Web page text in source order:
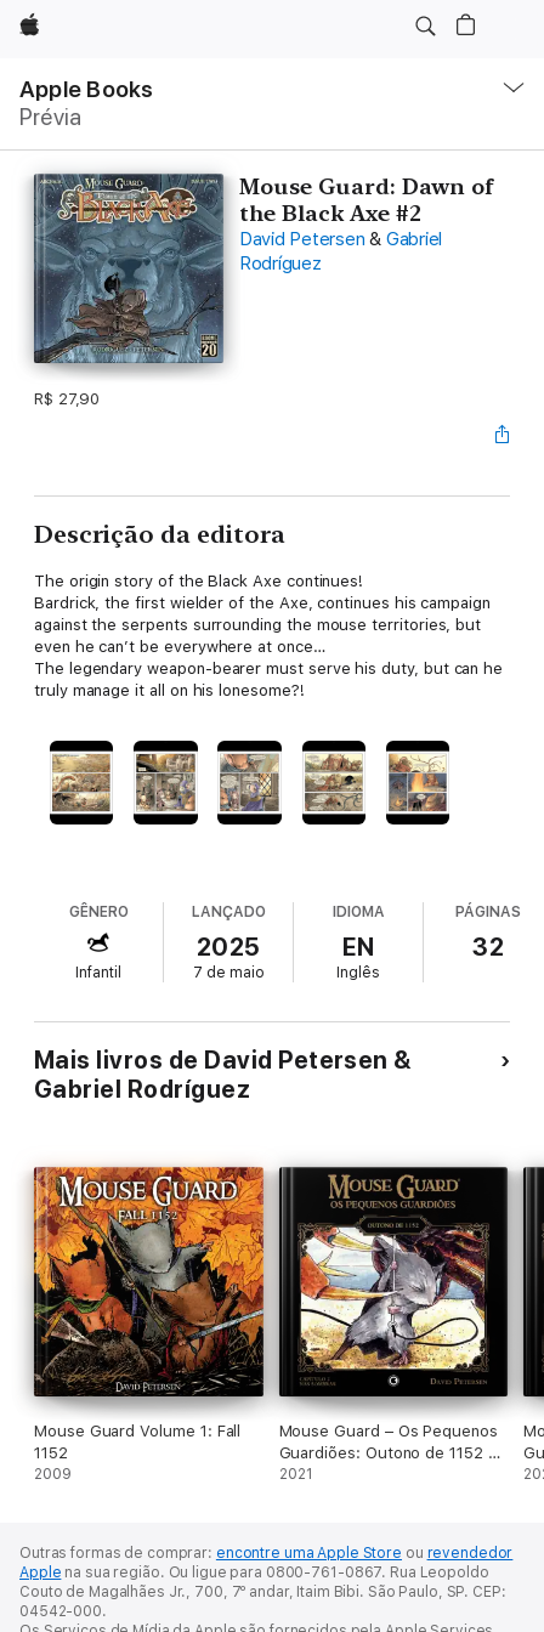
Apple
Apple Books
Prévia
Nav
Abrir
menu
Mouse Guard: Dawn of
the Black Axe #2
David Petersen & Gabriel
Rodríguez
R$ 27,90
Descrição da editora
The origin story of the Black Axe continues!
Bardrick, the first wielder of the Axe, continues his campaign
against the serpents surrounding the mouse territories, but
even he can’t be everywhere at once…
The legendary weapon-bearer must serve his duty, but can he
truly manage it all on his lonesome?!
GÊNERO
Infantil
LANÇADO
2025
7 de maio
IDIOMA
EN
Inglês
PÁGINAS
32
Mais livros de David Petersen &
Gabriel Rodríguez
Mouse Guard Volume 1: Fall
1152
2009
Mouse Guard – Os Pequenos
Guardiões: Outono de 1152 –
Capítulo 2
2021
Outras formas de comprar: encontre uma Apple Store ou revendedor
Apple na sua região. Ou ligue para 0800-761-0867. Rua Leopoldo
Couto de Magalhães Jr., 700, 7º andar, Itaim Bibi. São Paulo, SP. CEP:
04542-000.